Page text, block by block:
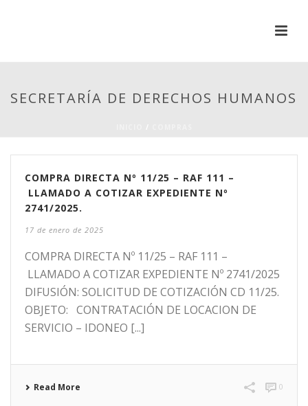
SECRETARÍA DE DERECHOS HUMANOS
COMPRA DIRECTA Nº 11/25 – RAF 111 –
LLAMADO A COTIZAR EXPEDIENTE Nº
2741/2025.
17 de enero de 2025
COMPRA DIRECTA Nº 11/25 – RAF 111 –
LLAMADO A COTIZAR EXPEDIENTE Nº 2741/2025
DIFUSIÓN: SOLICITUD DE COTIZACIÓN CD 11/25.
OBJETO: CONTRATACIÓN DE LOCACION DE
SERVICIO – IDONEO [...]
Read More 0